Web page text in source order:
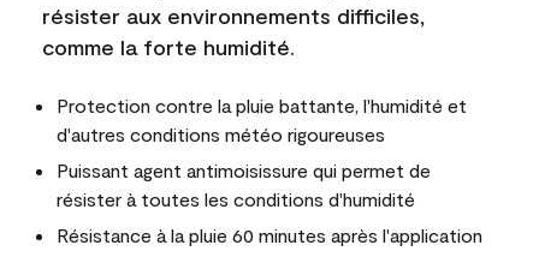
résister aux environnements difficiles,
comme la forte humidité.
Protection contre la pluie battante, l'humidité et
d'autres conditions météo rigoureuses
Puissant agent antimoisissure qui permet de
résister à toutes les conditions d'humidité
Résistance à la pluie 60 minutes après l'application